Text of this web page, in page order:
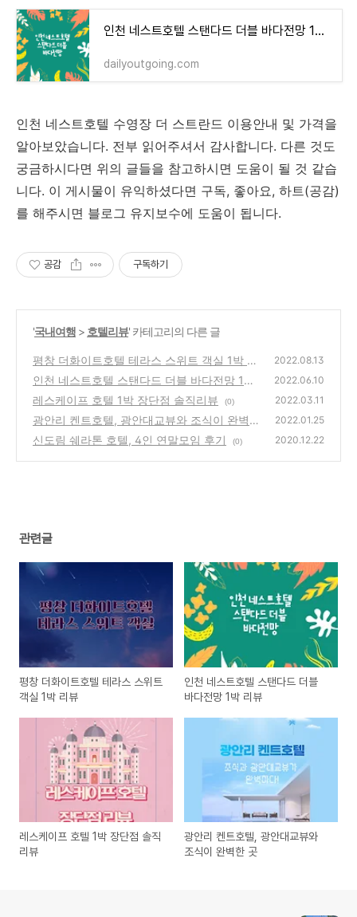
인천 네스트호텔 스탠다드 더블 바다전망 1박 리뷰
dailyoutgoing.com
인천 네스트호텔 수영장 더 스트란드 이용안내 및 가격을
알아보았습니다. 전부 읽어주셔서 감사합니다. 다른 것도
궁금하시다면 위의 글들을 참고하시면 도움이 될 것 같습
니다. 이 게시물이 유익하셨다면 구독, 좋아요, 하트(공감)
를 해주시면 블로그 유지보수에 도움이 됩니다.
공감 구독하기
'국내여행 > 호텔리뷰' 카테고리의 다른 글
평창 더화이트호텔 테라스 스위트 객실 1박 리
뷰
(0)
2022.08.13
인천 네스트호텔 스탠다드 더블 바다전망 1박
리뷰
(0)
2022.06.10
레스케이프 호텔 1박 장단점 솔직리뷰 (0) 2022.03.11
광안리 켄트호텔, 광안대교뷰와 조식이 완벽한
곳
(3)
2022.01.25
신도림 쉐라톤 호텔, 4인 연말모임 후기 (0) 2020.12.22
관련글
평창 더화이트호텔 테라스 스위트
객실 1박 리뷰
인천 네스트호텔 스탠다드 더블
바다전망 1박 리뷰
레스케이프 호텔 1박 장단점 솔직
리뷰
광안리 켄트호텔, 광안대교뷰와
조식이 완벽한 곳